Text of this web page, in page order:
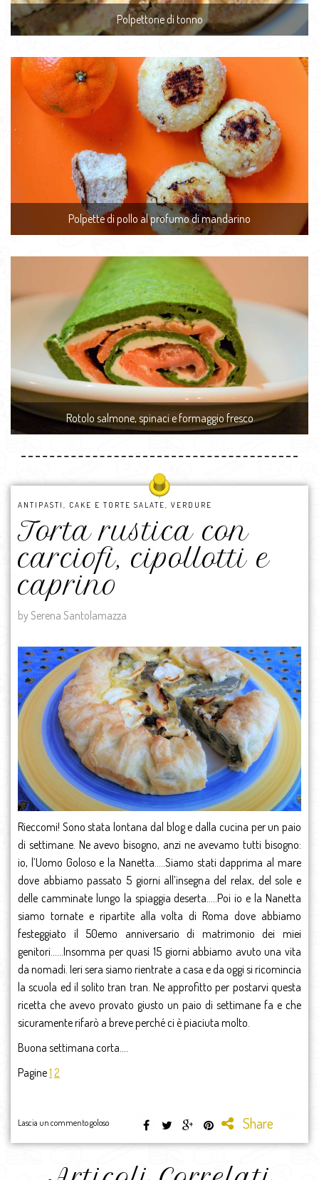
Polpettone di tonno
Polpette di pollo al profumo di mandarino
Rotolo salmone, spinaci e formaggio fresco
ANTIPASTI , CAKE E TORTE SALATE, VERDURE
Torta rustica con
carciofi, cipollotti e
caprino
by Serena Santolamazza
Rieccomi! Sono stata lontana dal blog e dalla cucina per un paio
di settimane. Ne avevo bisogno, anzi ne avevamo tutti bisogno:
io, l’Uomo Goloso e la Nanetta…..Siamo stati dapprima al mare
dove abbiamo passato 5 giorni all’insegna del relax, del sole e
delle camminate lungo la spiaggia deserta…..Poi io e la Nanetta
siamo tornate e ripartite alla volta di Roma dove abbiamo
festeggiato il 50emo anniversario di matrimonio dei miei
genitori……Insomma per quasi 15 giorni abbiamo avuto una vita
da nomadi. Ieri sera siamo rientrate a casa e da oggi si ricomincia
la scuola ed il solito tran tran. Ne approfitto per postarvi questa
ricetta che avevo provato giusto un paio di settimane fa e che
sicuramente rifarò a breve perché ci è piaciuta molto.
Buona settimana corta….
Pagine1 2
Lascia un commento goloso Share